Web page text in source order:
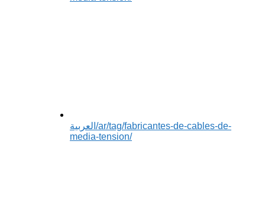
العربية /ar/tag/fabricantes-de-cables-de-
media-tension/